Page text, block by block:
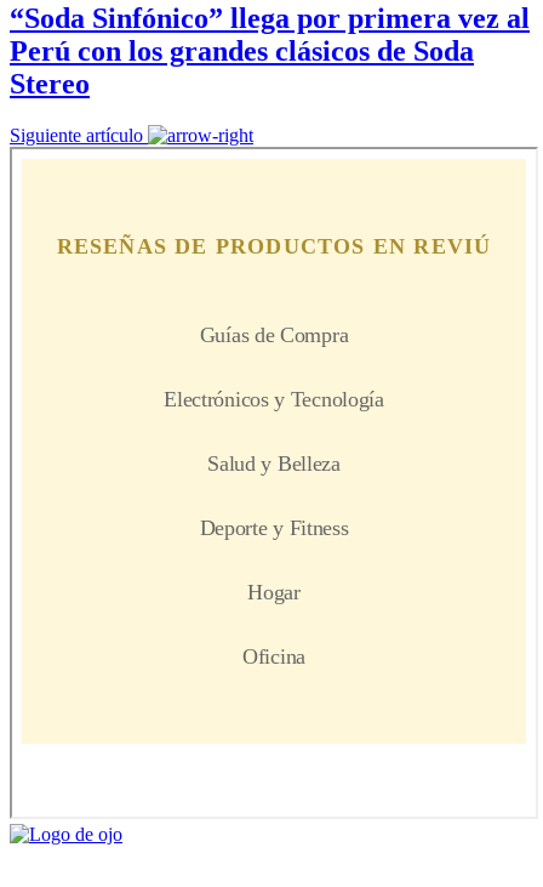
“Soda Sinfónico” llega por primera vez al
Perú con los grandes clásicos de Soda
Stereo
Siguiente artículo